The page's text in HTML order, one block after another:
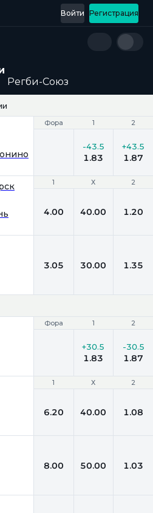
Регистрация
Войти
Регби-Союз
Фора 1 2
Фора 1 2
-43.5
1.83
+43.5
1.87
1 Х 2
1 Х 2
4.00 40.00 1.20
3.05 30.00 1.35
Фора 1 2
Фора 1 2
+30.5
1.83
-30.5
1.87
1 Х 2
1 Х 2
6.20 40.00 1.08
8.00 50.00 1.03